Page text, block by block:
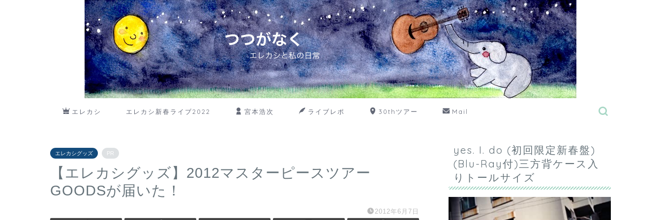
エレカシ エレカシ新春ライブ2022 宮本浩次 ライブレポ 30thツアー Mail
エレカシグッズ PR
【エレカシグッズ】2012マスターピースツアー
GOODSが届いた！
2012年6月7日
yes. I. do (初回限定新春盤)
(Blu-Ray付)三方背ケース入
りトールサイズ